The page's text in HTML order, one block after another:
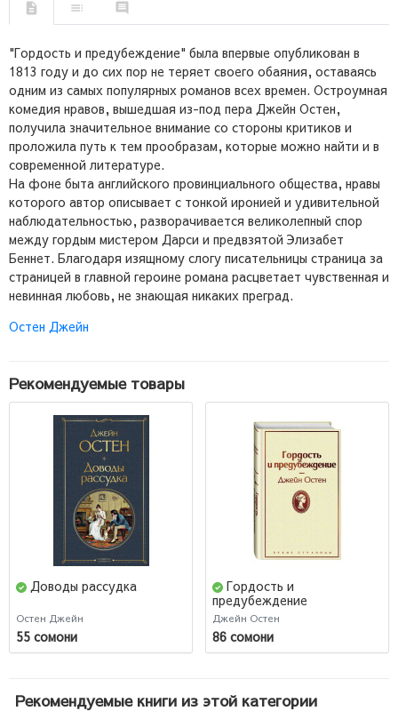
"Гордость и предубеждение" была впервые опубликован в
1813 году и до сих пор не теряет своего обаяния, оставаясь
одним из самых популярных романов всех времен. Остроумная
комедия нравов, вышедшая из-под пера Джейн Остен,
получила значительное внимание со стороны критиков и
проложила путь к тем прообразам, которые можно найти и в
современной литературе.
На фоне быта английского провинциального общества, нравы
которого автор описывает с тонкой иронией и удивительной
наблюдательностью, разворачивается великолепный спор
между гордым мистером Дарси и предвзятой Элизабет
Беннет. Благодаря изящному слогу писательницы страница за
страницей в главной героине романа расцветает чувственная и
невинная любовь, не знающая никаких преград.
Остен Джейн
Рекомендуемые товары
Доводы рассудка
Остен Джейн
55 сомони
Гордость и
предубеждение
(Подарочное издание)
Джейн Остен
86 сомони
Рекомендуемые книги из этой категории